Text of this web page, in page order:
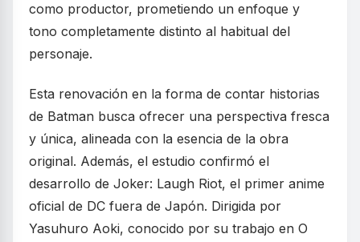
como productor, prometiendo un enfoque y
tono completamente distinto al habitual del
personaje.
Esta renovación en la forma de contar historias
de Batman busca ofrecer una perspectiva fresca
y única, alineada con la esencia de la obra
original. Además, el estudio confirmó el
desarrollo de Joker: Laugh Riot, el primer anime
oficial de DC fuera de Japón. Dirigida por
Yasuhuro Aoki, conocido por su trabajo en O